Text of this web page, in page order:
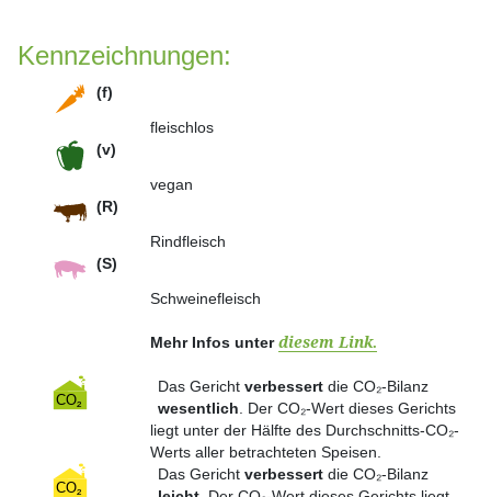
Kennzeichnungen:
(f)
fleischlos
(v)
vegan
(R)
Rindfleisch
(S)
Schweinefleisch
Mehr Infos unterdiesem Link.
Das Gericht verbessert die CO₂-Bilanz
wesentlich . Der CO₂-Wert dieses Gerichts
liegt unter der Hälfte des Durchschnitts-CO₂-
Werts aller betrachteten Speisen.
Das Gericht verbessert die CO₂-Bilanz